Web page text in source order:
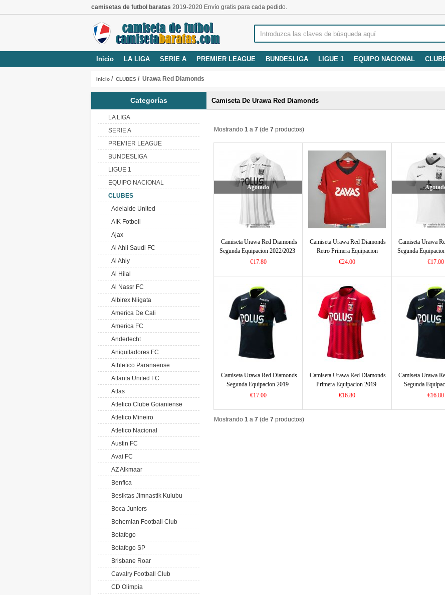
camisetas de futbol baratas 2019-2020 Envío gratis para cada pedido.
Inicio LA LIGA SERIE A PREMIER LEAGUE BUNDESLIGA LIGUE 1 EQUIPO NACIONAL
Inicio / CLUBES / Urawa Red Diamonds
Categorías
LA LIGA
SERIE A
PREMIER LEAGUE
BUNDESLIGA
LIGUE 1
EQUIPO NACIONAL
CLUBES
Adelaide United
AIK Fotboll
Ajax
Al Ahli Saudi FC
Al Ahly
Al Hilal
Al Nassr FC
Albirex Niigata
America De Cali
America FC
Anderlecht
Aniquiladores FC
Athletico Paranaense
Atlanta United FC
Atlas
Atletico Clube Goianiense
Atletico Mineiro
Atletico Nacional
Austin FC
Avai FC
AZ Alkmaar
Benfica
Besiktas Jimnastik Kulubu
Boca Juniors
Bohemian Football Club
Botafogo
Botafogo SP
Brisbane Roar
Cavalry Football Club
CD Olimpia
Camiseta De Urawa Red Diamonds
Mostrando 1 a 7 (de 7 productos)
Agotado
Camiseta Urawa Red Diamonds
Segunda Equipacion 2022/2023
€17.80
Camiseta Urawa Red Diamonds
Retro Primera Equipacion
2008/2009
€24.00
Camiseta Urawa
Segunda
€17.00
Camiseta Urawa Red Diamonds
Segunda Equipacion 2019
€17.00
Camiseta Urawa Red Diamonds
Primera Equipacion 2019
€16.80
Camiseta Urawa
Segunda
€16.80
Mostrando 1 a 7 (de 7 productos)